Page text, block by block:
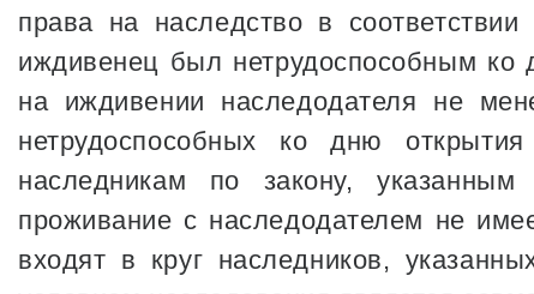
права на наследство в
иждивенец был нетрудоспособным ко
на иждивении наследодателя не
нетрудоспособных ко дню
наследникам по закону,
проживание с наследодателем не
входят в круг наследников,